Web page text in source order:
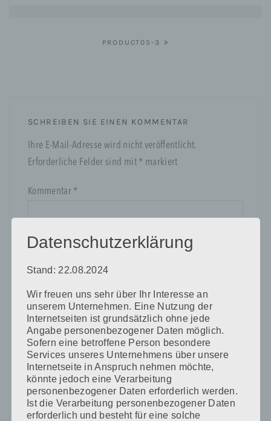
BeitragsnavigationPRODUCT05-3
SCHREIBEN SIE EINEN KOMMENTAR
Ihre E-Mail-Adresse wird nicht veröffentlicht.
Erforderliche Felder sind mit * markiert
Kommentar *
Name
E-Mail-Adresse*
Website
Datenschutzerklärung
Stand: 22.08.2024
Wir freuen uns sehr über Ihr Interesse an
unserem Unternehmen. Eine Nutzung der
Internetseiten ist grundsätzlich ohne jede
Angabe personenbezogener Daten möglich.
Sofern eine betroffene Person besondere
Services unseres Unternehmens über unsere
Internetseite in Anspruch nehmen möchte,
könnte jedoch eine Verarbeitung
personenbezogener Daten erforderlich werden.
Ist die Verarbeitung personenbezogener Daten
erforderlich und besteht für eine solche